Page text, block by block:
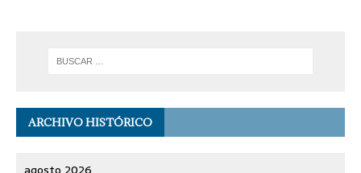
ARCHIVO HISTÓRICO